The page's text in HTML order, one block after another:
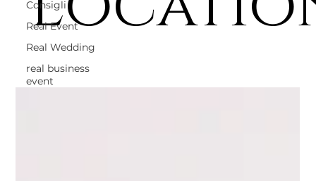
Consigli
Real Event
Real Wedding
real business
event